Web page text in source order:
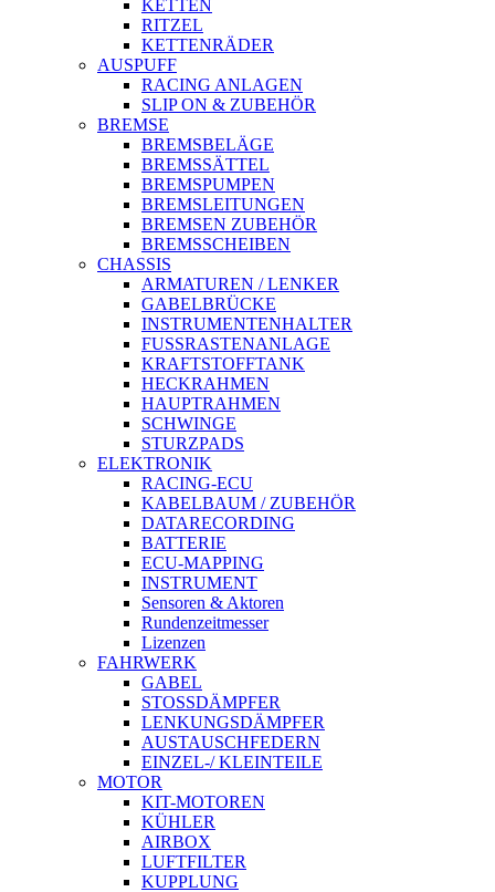
KETTEN
RITZEL
KETTENRÄDER
AUSPUFF
RACING ANLAGEN
SLIP ON & ZUBEHÖR
BREMSE
BREMSBELÄGE
BREMSSÄTTEL
BREMSPUMPEN
BREMSLEITUNGEN
BREMSEN ZUBEHÖR
BREMSSCHEIBEN
CHASSIS
ARMATUREN / LENKER
GABELBRÜCKE
INSTRUMENTENHALTER
FUSSRASTENANLAGE
KRAFTSTOFFTANK
HECKRAHMEN
HAUPTRAHMEN
SCHWINGE
STURZPADS
ELEKTRONIK
RACING-ECU
KABELBAUM / ZUBEHÖR
DATARECORDING
BATTERIE
ECU-MAPPING
INSTRUMENT
Sensoren & Aktoren
Rundenzeitmesser
Lizenzen
FAHRWERK
GABEL
STOSSDÄMPFER
LENKUNGSDÄMPFER
AUSTAUSCHFEDERN
EINZEL-/ KLEINTEILE
MOTOR
KIT-MOTOREN
KÜHLER
AIRBOX
LUFTFILTER
KUPPLUNG